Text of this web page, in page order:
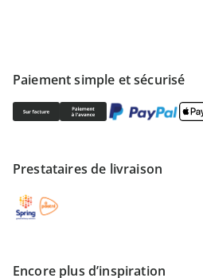
Paiement simple et sécurisé
Prestataires de livraison
Encore plus d’inspiration